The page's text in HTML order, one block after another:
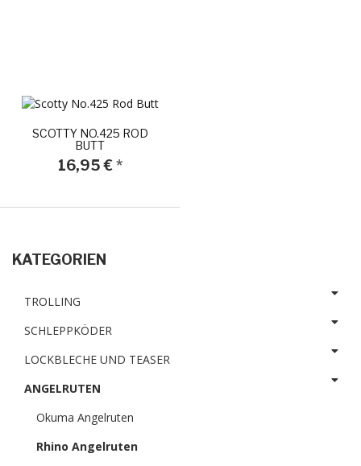
SCOTTY NO.425 ROD
BUTT
16,95 € *
KATEGORIEN
TROLLING
SCHLEPPKÖDER
LOCKBLECHE UND TEASER
ANGELRUTEN
Okuma Angelruten
Rhino Angelruten